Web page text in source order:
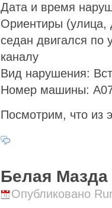
Дата и время
Ориентиры (улица,
седан двигался по
каналу
Вид нарушения:
Номер машины:
Посмотрим, что из
Белая Мазда
Опубликовано